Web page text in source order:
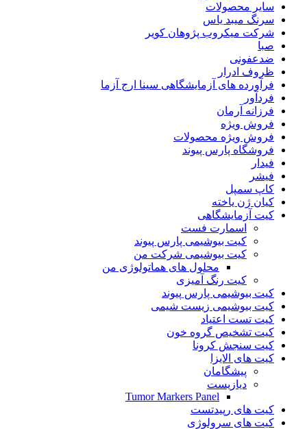
سایر محصولات
سرنگ میبد یاس
شرکت میکروب پژوهان کویر
صبا
ضدعفونی
ظروف ادرار
فرآورده های آزمایشگاهی سینا ارج آزما
فردآور
فرزانه آرمان
فروش ویژه
فروش ویژه محصولات
فروشگاه پارس پیوند
فیدار
فیشر
کاپ سمپل
کیان ژن یاخته
کیت آزمایشگاهی
اسمارت فست
کیت بیوشیمی پارس پیوند
کیت بیوشیمی شرکت من
محلول های هماتولوژی من
کیت رنگ آمیزی
کیت بیوشیمی پارس‌ پیوند
کیت بیوشیمی زیست شیمی
کیت تست اعتیاد
کیت تشخیص گروه خون
کیت سنجش کرونا
کیت های الایزا
پیشگامان
دیازیست
Tumor Markers Panel
کیت های رپید‌تست
کیت های سرولوژی